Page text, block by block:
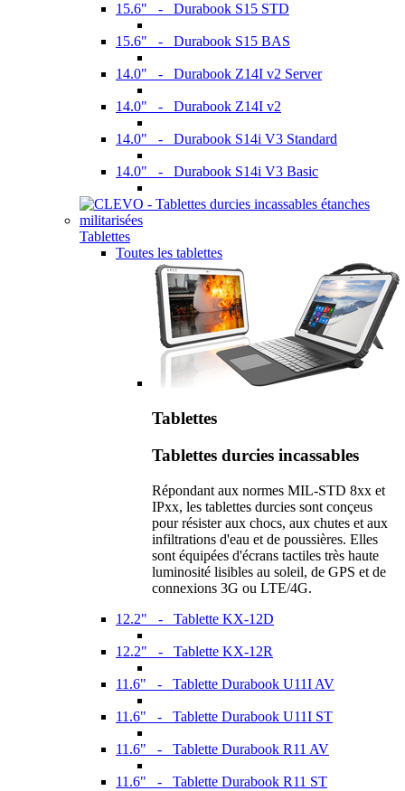
15.6" - Durabook S15 STD
15.6" - Durabook S15 BAS
14.0" - Durabook Z14I v2 Server
14.0" - Durabook Z14I v2
14.0" - Durabook S14i V3 Standard
14.0" - Durabook S14i V3 Basic
Tablettes
Toutes les tablettes
Tablettes
Tablettes durcies incassables
Répondant aux normes MIL-STD 8xx et
IPxx, les tablettes durcies sont conçeus
pour résister aux chocs, aux chutes et aux
infiltrations d'eau et de poussières. Elles
sont équipées d'écrans tactiles très haute
luminosité lisibles au soleil, de GPS et de
connexions 3G ou LTE/4G.
12.2" - Tablette KX-12D
12.2" - Tablette KX-12R
11.6" - Tablette Durabook U11I AV
11.6" - Tablette Durabook U11I ST
11.6" - Tablette Durabook R11 AV
11.6" - Tablette Durabook R11 ST